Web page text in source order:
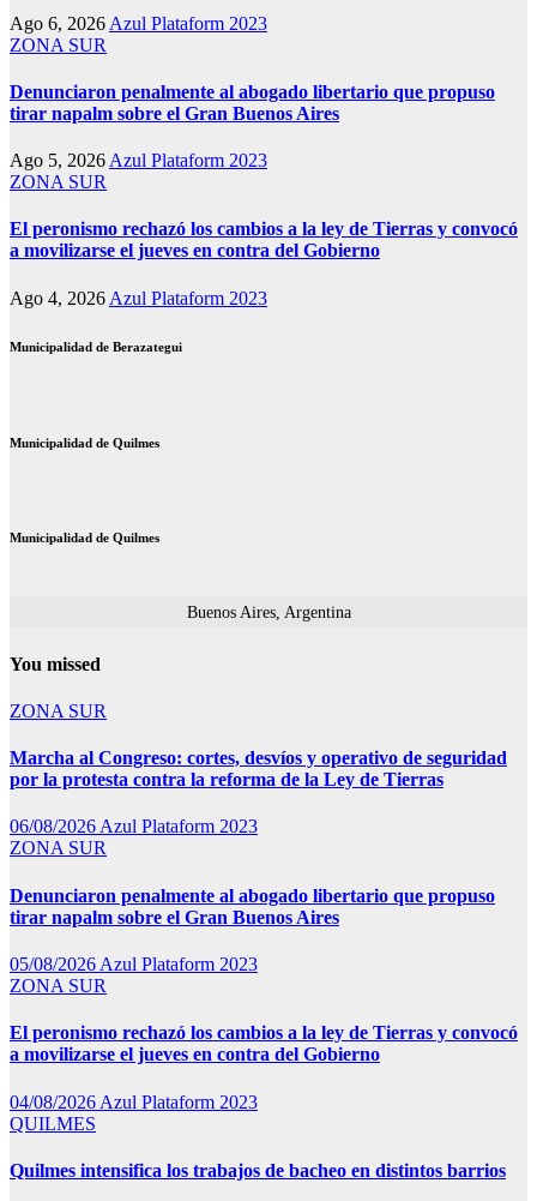
Ago 6, 2026 Azul Plataform 2023
ZONA SUR
Denunciaron penalmente al abogado libertario que propuso
tirar napalm sobre el Gran Buenos Aires
Ago 5, 2026 Azul Plataform 2023
ZONA SUR
El peronismo rechazó los cambios a la ley de Tierras y convocó
a movilizarse el jueves en contra del Gobierno
Ago 4, 2026 Azul Plataform 2023
Municipalidad de Berazategui
Municipalidad de Quilmes
Municipalidad de Quilmes
Buenos Aires, Argentina
You missed
ZONA SUR
Marcha al Congreso: cortes, desvíos y operativo de seguridad
por la protesta contra la reforma de la Ley de Tierras
06/08/2026Azul Plataform 2023
ZONA SUR
Denunciaron penalmente al abogado libertario que propuso
tirar napalm sobre el Gran Buenos Aires
05/08/2026 Azul Plataform 2023
ZONA SUR
El peronismo rechazó los cambios a la ley de Tierras y convocó
a movilizarse el jueves en contra del Gobierno
04/08/2026 Azul Plataform 2023
QUILMES
Quilmes intensifica los trabajos de bacheo en distintos barrios